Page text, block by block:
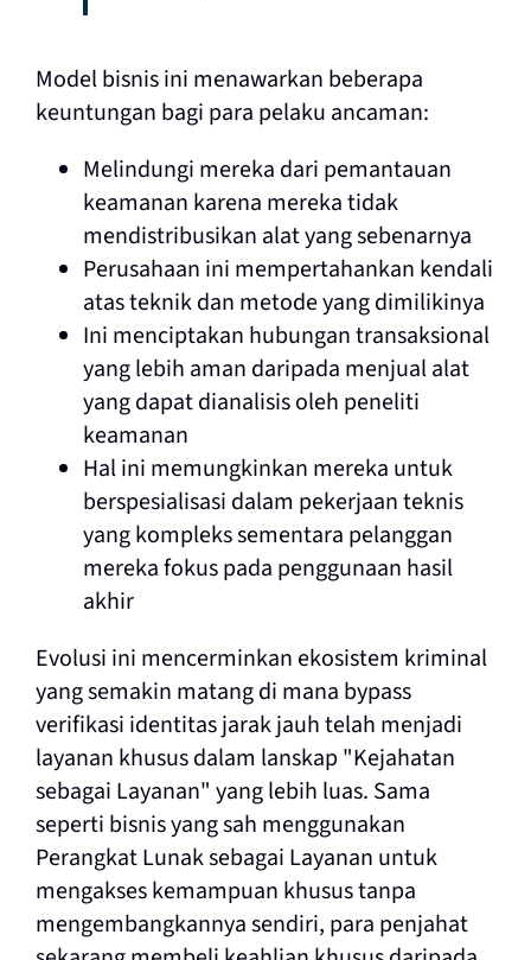
Model bisnis ini menawarkan beberapa
keuntungan bagi para pelaku ancaman:
Melindungi mereka dari pemantauan
keamanan karena mereka tidak
mendistribusikan alat yang sebenarnya
Perusahaan ini mempertahankan kendali
atas teknik dan metode yang dimilikinya
Ini menciptakan hubungan transaksional
yang lebih aman daripada menjual alat
yang dapat dianalisis oleh peneliti
keamanan
Hal ini memungkinkan mereka untuk
berspesialisasi dalam pekerjaan teknis
yang kompleks sementara pelanggan
mereka fokus pada penggunaan hasil
akhir
Evolusi ini mencerminkan ekosistem kriminal
yang semakin matang di mana bypass
verifikasi identitas jarak jauh telah menjadi
layanan khusus dalam lanskap "Kejahatan
sebagai Layanan" yang lebih luas. Sama
seperti bisnis yang sah menggunakan
Perangkat Lunak sebagai Layanan untuk
mengakses kemampuan khusus tanpa
mengembangkannya sendiri, para penjahat